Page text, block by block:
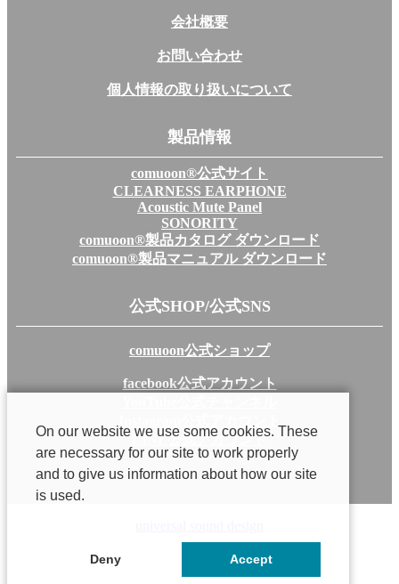
On our website we use some cookies. These
are necessary for our site to work properly
and to give us information about how our site
is used.
Deny Accept
会社概要
お問い合わせ
個人情報の取り扱いについて
製品情報
comuoon®公式サイト
CLEARNESS EARPHONE
Acoustic Mute Panel
SONORITY
comuoon®製品カタログ ダウンロード
comuoon®製品マニュアル ダウンロード
公式SHOP/公式SNS
comuoon公式ショップ
facebook公式アカウント
LINE公式アカウント
©2019 universal sound design inc.